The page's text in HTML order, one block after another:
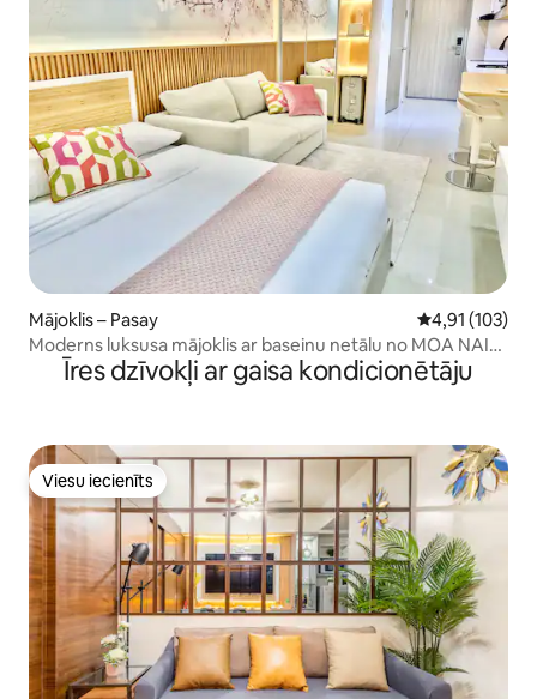
Mājoklis – Pasay Vidējais
4,91 (103)
Moderns luksusa mājoklis ar baseinu netālu no MOA NAIA
lidostasĪres dzīvokļi ar gaisa kondicionētāju
Viesu iecienīts
Viesu iecienīts